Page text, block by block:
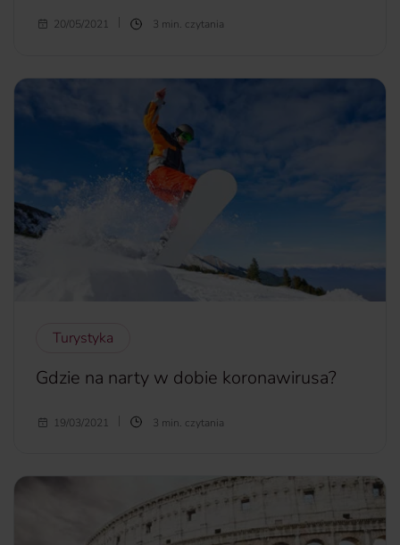
Problemy z podróżowaniem to teraz to problem
czekał na lotnisku i pojawiało się opóźnienie, które za
godzinę się zwiększało, a potem znów i znów.
20/05/2021 3 min. czytania
Turystyka
Gdzie na narty w dobie koronawirusa?
To pytanie, które od kilku miesięcy spędza sen z powiek
danym regionie. Sprawdź, w których europejskich krajach
można bezpiecznie szusować i zadbaj o to, by podczas
pobytu nic Cię nie zaskoczyło. Pamiętaj - udany
wypoczynek to bezpieczny wypoczynek. więcej...
19/03/2021 3 min. czytania